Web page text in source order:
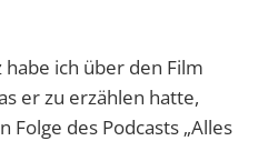
habe ich über den Film
er zu erzählen hatte,
Folge des Podcasts „Alles